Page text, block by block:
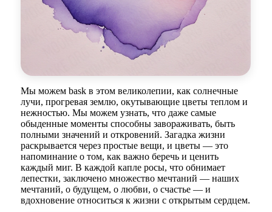
Мы можем bask в этом великолепии, как солнечные
лучи, прогревая землю, окутывающие цветы теплом и
нежностью. Мы можем узнать, что даже самые
обыденные моменты способны завораживать, быть
полными значений и откровений. Загадка жизни
раскрывается через простые вещи, и цветы — это
напоминание о том, как важно беречь и ценить
каждый миг. В каждой капле росы, что обнимает
лепестки, заключено множество мечтаний — наших
мечтаний, о будущем, о любви, о счастье — и
вдохновение относиться к жизни с открытым сердцем.